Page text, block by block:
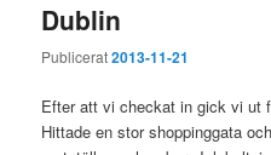
Dublin
Publicerat2013-11-21
Efter att vi checkat in gick vi ut
Hittade en stor shoppinggata